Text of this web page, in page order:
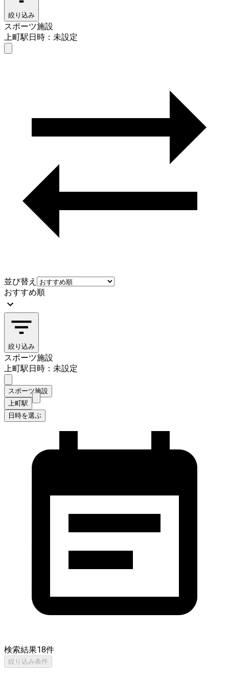
絞り込み
スポーツ施設
上町駅日時：未設定
並び替え
おすすめ順
絞り込み
スポーツ施設
上町駅日時：未設定
スポーツ施設
上町駅
日時を選ぶ
検索結果18件
絞り込み条件